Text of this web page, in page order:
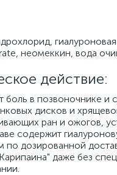
неомеккин, вода
действие:
в позвоночнике и
дисков и
ран и ожогов,
содержит
по дозированной
даже без